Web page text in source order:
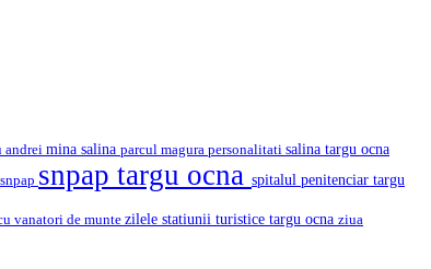
andrei mina salina parcul magura personalitati salina targu ocna
snpap snpap targu ocna spitalul penitenciar targu
vanatori de munte zilele statiunii turistice targu ocna ziua